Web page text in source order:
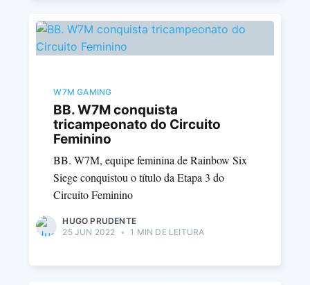
W7M GAMING
BB. W7M conquista
tricampeonato do Circuito
Feminino
BB. W7M, equipe feminina de Rainbow Six
Siege conquistou o título da Etapa 3 do
Circuito Feminino
HUGO PRUDENTE
25 JUN 2022 • 1 MIN DE LEITURA